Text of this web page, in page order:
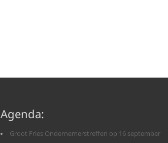
Agenda:
Groot Fries Ondernemerstreffen op 16 september